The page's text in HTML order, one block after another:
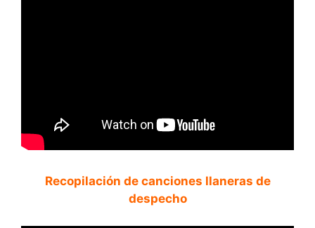
Recopilación de canciones llaneras de
despecho